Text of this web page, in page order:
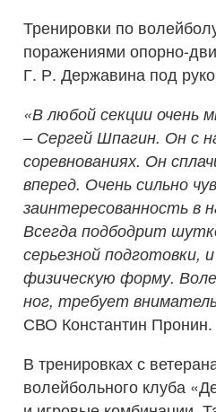
Тренировки по
поражениями опорно-
Г. Р. Державина под
«В любой секции очень
– Сергей Шпагин. Он с
соревнованиях. Он
вперед. Очень сильно
заинтересованность в
Всегда подбодрит
серьезной
физическую форму.
ног, требует
СВО Константин Пронин.
В тренировках с
волейбольного клуба